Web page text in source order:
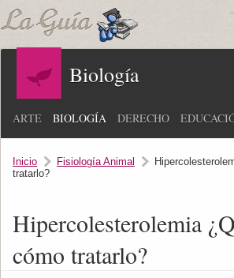
Biología
ARTE BIOLOGÍA DERECHO
Inicio Fisiología Animal
tratarlo?
Hipercolesterolemia
cómo tratarlo?